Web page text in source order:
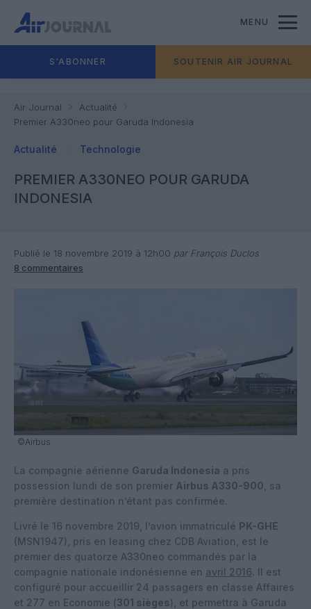
MENU
S'ABONNER SOUTENIR AIR JOURNAL
Air Journal
Actualité
Premier A330neo pour Garuda Indonesia
Actualité Technologie
PREMIER A330NEO POUR GARUDA
INDONESIA
Publié le 18 novembre 2019 à 12h00 par François Duclos
8 commentaires
©Airbus
La compagnie aérienne Garuda Indonesia a pris
possession lundi de son premier Airbus A330-900 , sa
première destination n’étant pas confirmée.
Livré le 16 novembre 2019, l’avion immatriculé PK-GHE
(MSN1947), pris en leasing chez CDB Aviation, est le
premier des quatorze A330neo commandés par la
compagnie nationale indonésienne en avril 2016. Il est
configuré pour accueillir 24 passagers en classe Affaires
et 277 en Economie (301 sièges), et permettra à Garuda